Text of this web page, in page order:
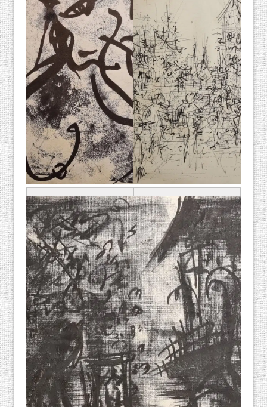
יונה לוטן, "פרש",
פחם על נייר
מקור: אוסף אורן שץ
יונה לוטן, "אישה",
פחם על נייר
מקור: אוסף אורן שץ